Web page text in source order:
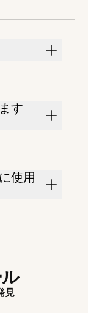
す
使用
見